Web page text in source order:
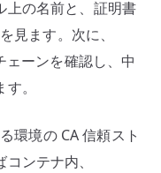
上の名前と、証明書
見ます。次に、
ーンを確認し、中
。
環境の CA 信頼スト
ンテナ内、